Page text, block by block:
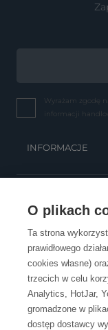
O plikach
Ta strona
prawidłowego
cookies własne)
trzecich w celu
Analytics, HotJar,
gromadzone w
dostęp dostawcy
Wyrażam zgodę
informacji
INFORMACJE
OBSŁUGA KLIENTA
KONTAKT